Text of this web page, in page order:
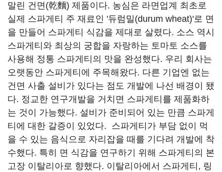
말린 건면(乾麵) 제품이다. 농심은 라면업계 최초로
실제 스파게티 주 재료인 '듀럼밀(durum wheat)'로 면
을 만들어 스파게티 식감을 제대로 살렸다. 소스 역시
스파게티와 최상의 궁합을 자랑하는 토마토 소스를
사용해 정통 스파게티의 맛을 완성했다. 우리 회사는
오랫동안 스파게티에 주목해왔다. 다른 기업엔 없는
건면 사출 설비가 있다는 점도 개발에 나선 배경이 됐
다. 정교한 연구개발을 거치면 스파게티를 제품화하
는 것이 가능했다. 설비가 준비되어 있는 만큼 스파게
티에 대한 갈증이 있었다. 스파게티가 부담 없이 먹
을 수 있는 음식으로 자리잡을 때를 기다려 개발에 착
수했다. 특히 면 식감을 연구하기 위해 스파게티의 본
고장 이탈리아로 향했다. 이탈리아에서 스파게티, 링